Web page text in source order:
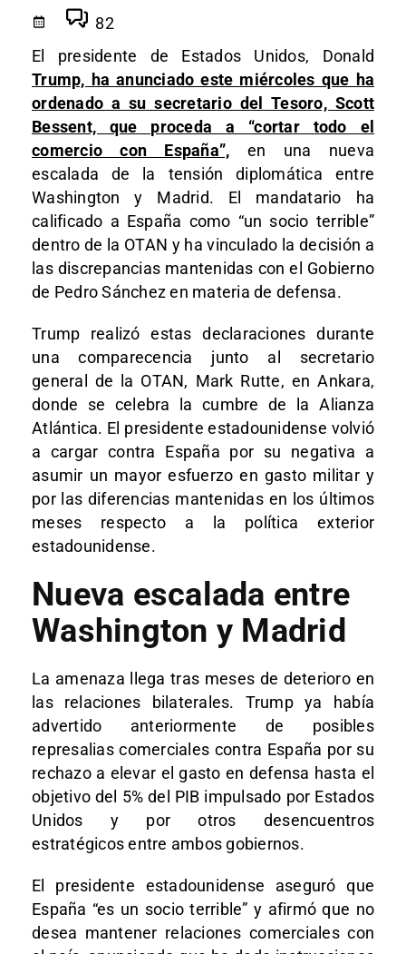
82
El presidente de Estados Unidos, Donald
Trump, ha anunciado este miércoles que ha
ordenado a su secretario del Tesoro, Scott
Bessent, que proceda a “cortar todo el
comercio con España”, en una nueva
escalada de la tensión diplomática entre
Washington y Madrid. El mandatario ha
calificado a España como “un socio terrible”
dentro de la OTAN y ha vinculado la decisión a
las discrepancias mantenidas con el Gobierno
de Pedro Sánchez en materia de defensa.
Trump realizó estas declaraciones durante
una comparecencia junto al secretario
general de la OTAN, Mark Rutte, en Ankara,
donde se celebra la cumbre de la Alianza
Atlántica. El presidente estadounidense volvió
a cargar contra España por su negativa a
asumir un mayor esfuerzo en gasto militar y
por las diferencias mantenidas en los últimos
meses respecto a la política exterior
estadounidense.
Nueva escalada entre
Washington y Madrid
La amenaza llega tras meses de deterioro en
las relaciones bilaterales. Trump ya había
advertido anteriormente de posibles
represalias comerciales contra España por su
rechazo a elevar el gasto en defensa hasta el
objetivo del 5% del PIB impulsado por Estados
Unidos y por otros desencuentros
estratégicos entre ambos gobiernos.
El presidente estadounidense aseguró que
España “es un socio terrible” y afirmó que no
desea mantener relaciones comerciales con